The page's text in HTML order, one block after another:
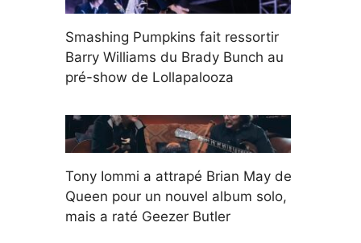
Smashing Pumpkins fait ressortir
Barry Williams du Brady Bunch au
pré-show de Lollapalooza
Tony Iommi a attrapé Brian May de
Queen pour un nouvel album solo,
mais a raté Geezer Butler